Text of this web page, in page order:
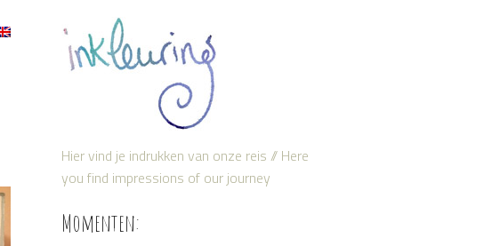
Hier vind je indrukken van onze reis // Here
you find impressions of our journey
Momenten: